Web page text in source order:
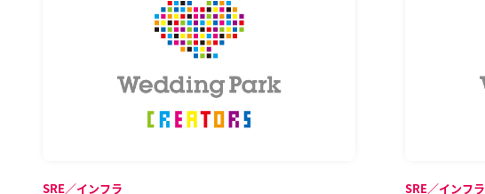
SRE／インフラ SRE／インフラ